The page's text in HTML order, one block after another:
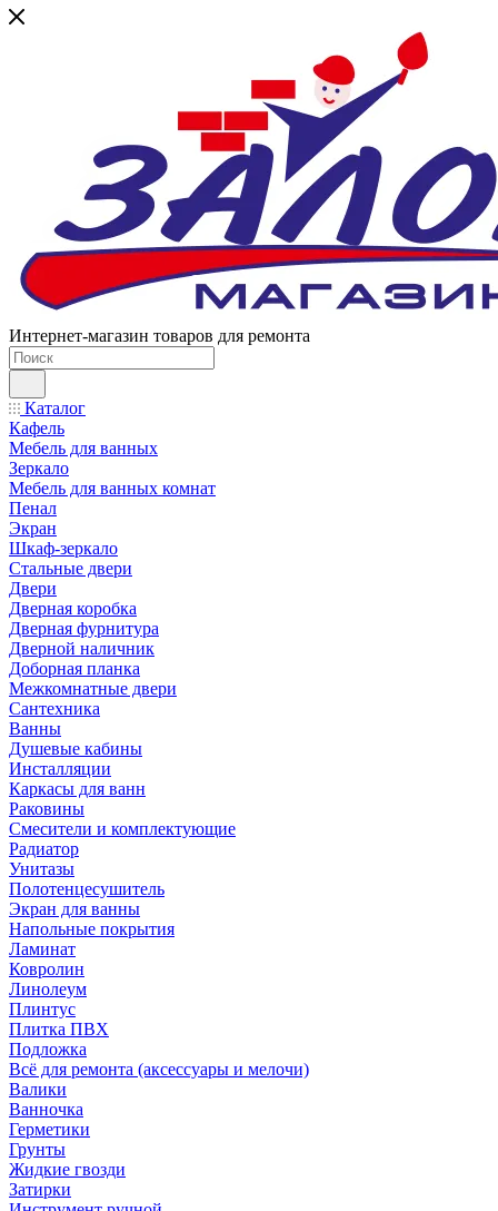
Интернет-магазин товаров для ремонта
Каталог
Кафель
Мебель для ванных
Зеркало
Мебель для ванных комнат
Пенал
Экран
Шкаф-зеркало
Стальные двери
Двери
Дверная коробка
Дверная фурнитура
Дверной наличник
Доборная планка
Межкомнатные двери
Сантехника
Ванны
Душевые кабины
Инсталляции
Каркасы для ванн
Раковины
Смесители и комплектующие
Радиатор
Унитазы
Полотенцесушитель
Экран для ванны
Напольные покрытия
Ламинат
Ковролин
Линолеум
Плинтус
Плитка ПВХ
Подложка
Всё для ремонта (аксессуары и мелочи)
Валики
Ванночка
Герметики
Грунты
Жидкие гвозди
Затирки